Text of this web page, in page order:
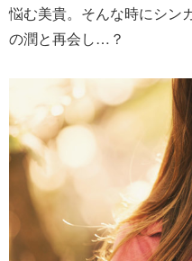
悩む美貴。そんな時にシン
の潤と再会し…？